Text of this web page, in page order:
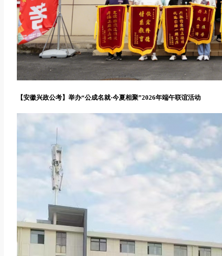
【安徽兴政公考】举办“公成名就·今夏相聚”2026年端午联谊活动